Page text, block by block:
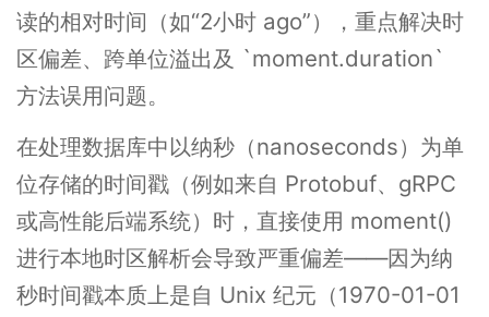
读的相对时间（如“2小时 ago”），重点解决时
区偏差、跨单位溢出及 `moment.duration`
方法误用问题。
在处理数据库中以纳秒（nanoseconds）为单
位存储的时间戳（例如来自 Protobuf、gRPC
或高性能后端系统）时，直接使用 moment()
进行本地时区解析会导致严重偏差——因为纳
秒时间戳本质上是自 Unix 纪元（1970-01-01